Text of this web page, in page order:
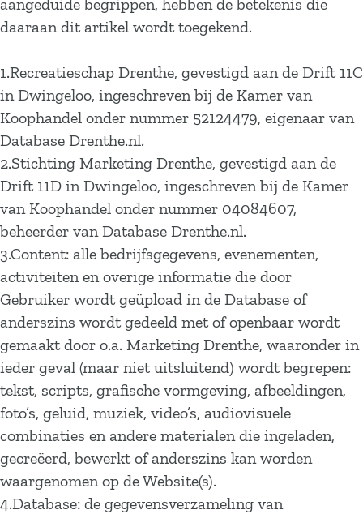
aangeduide begrippen, hebben de betekenis die
daaraan dit artikel wordt toegekend.
1.Recreatieschap Drenthe, gevestigd aan de Drift 11C
in Dwingeloo, ingeschreven bij de Kamer van
Koophandel onder nummer 52124479, eigenaar van
Database Drenthe.nl.
2.Stichting Marketing Drenthe, gevestigd aan de
Drift 11D in Dwingeloo, ingeschreven bij de Kamer
van Koophandel onder nummer 04084607,
beheerder van Database Drenthe.nl.
3.Content: alle bedrijfsgegevens, evenementen,
activiteiten en overige informatie die door
Gebruiker wordt geüpload in de Database of
anderszins wordt gedeeld met of openbaar wordt
gemaakt door o.a. Marketing Drenthe, waaronder in
ieder geval (maar niet uitsluitend) wordt begrepen:
tekst, scripts, grafische vormgeving, afbeeldingen,
foto’s, geluid, muziek, video’s, audiovisuele
combinaties en andere materialen die ingeladen,
gecreëerd, bewerkt of anderszins kan worden
waargenomen op de Website(s).
4.Database: de gegevensverzameling van